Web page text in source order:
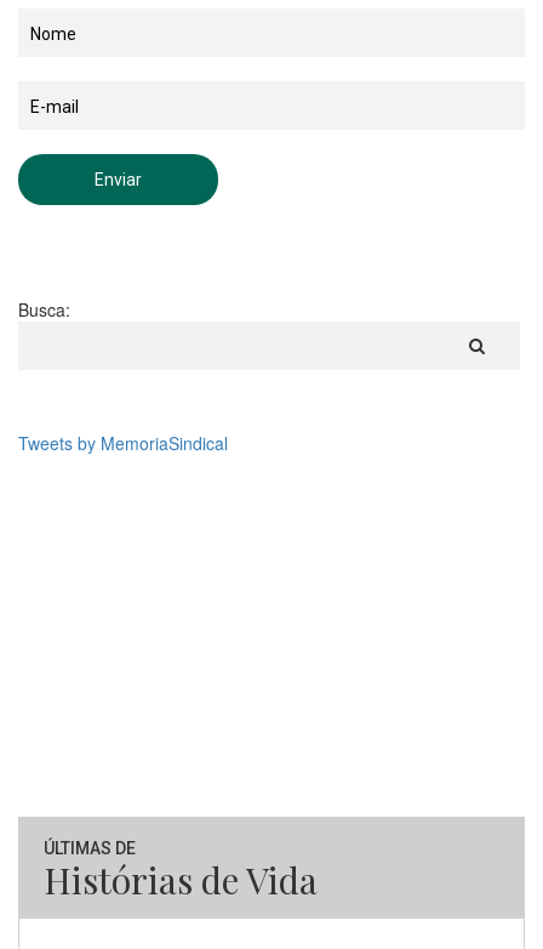
Busca:
Tweets by MemoriaSindical
ÚLTIMAS DE
Histórias de Vida